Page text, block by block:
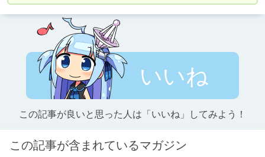
いいね
この記事が良いと思った人は「いいね」してみよう！
この記事が含まれているマガジン